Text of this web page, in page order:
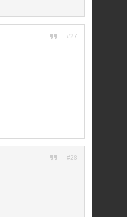
#27
#28